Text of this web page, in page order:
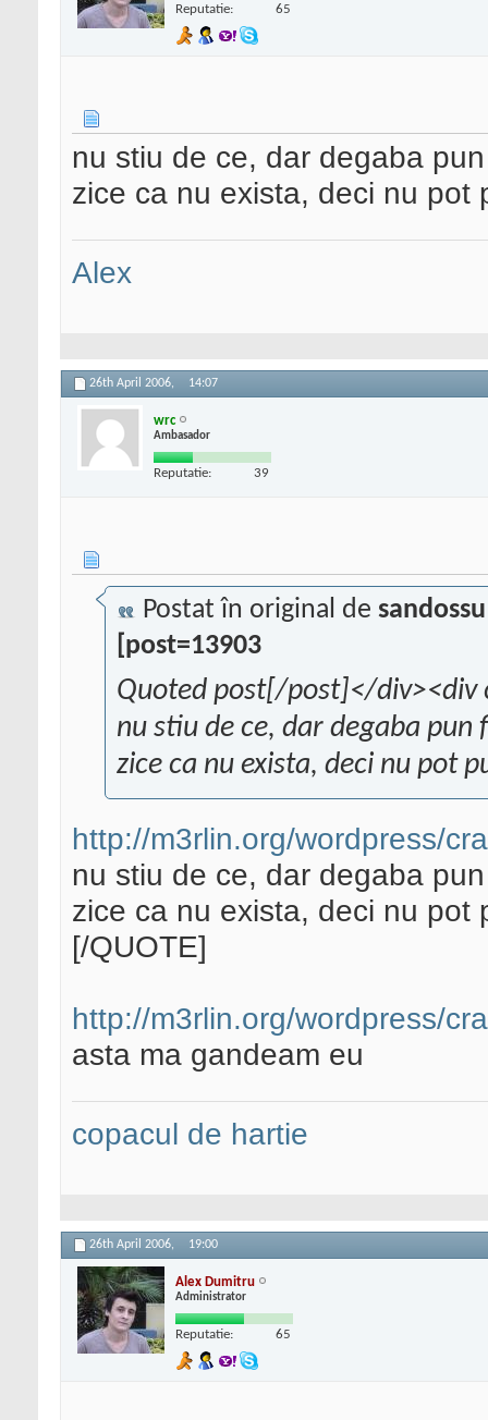
Reputatie: 65
nu stiu de ce, dar degaba
zice ca nu exista, deci nu pot
Alex
26th April 2006, 14:07
wrc
Ambasador
Reputatie: 39
Postat în original de
[post=13903
Quoted post[/post]</div><div
nu stiu de ce, dar degaba
zice ca nu exista, deci nu pot
http://m3rlin.org/wordpress/
nu stiu de ce, dar degaba
zice ca nu exista, deci nu pot
[/QUOTE]
http://m3rlin.org/wordpress/
asta ma gandeam eu
copacul de hartie
26th April 2006, 19:00
Alex Dumitru
Administrator
Reputatie: 65